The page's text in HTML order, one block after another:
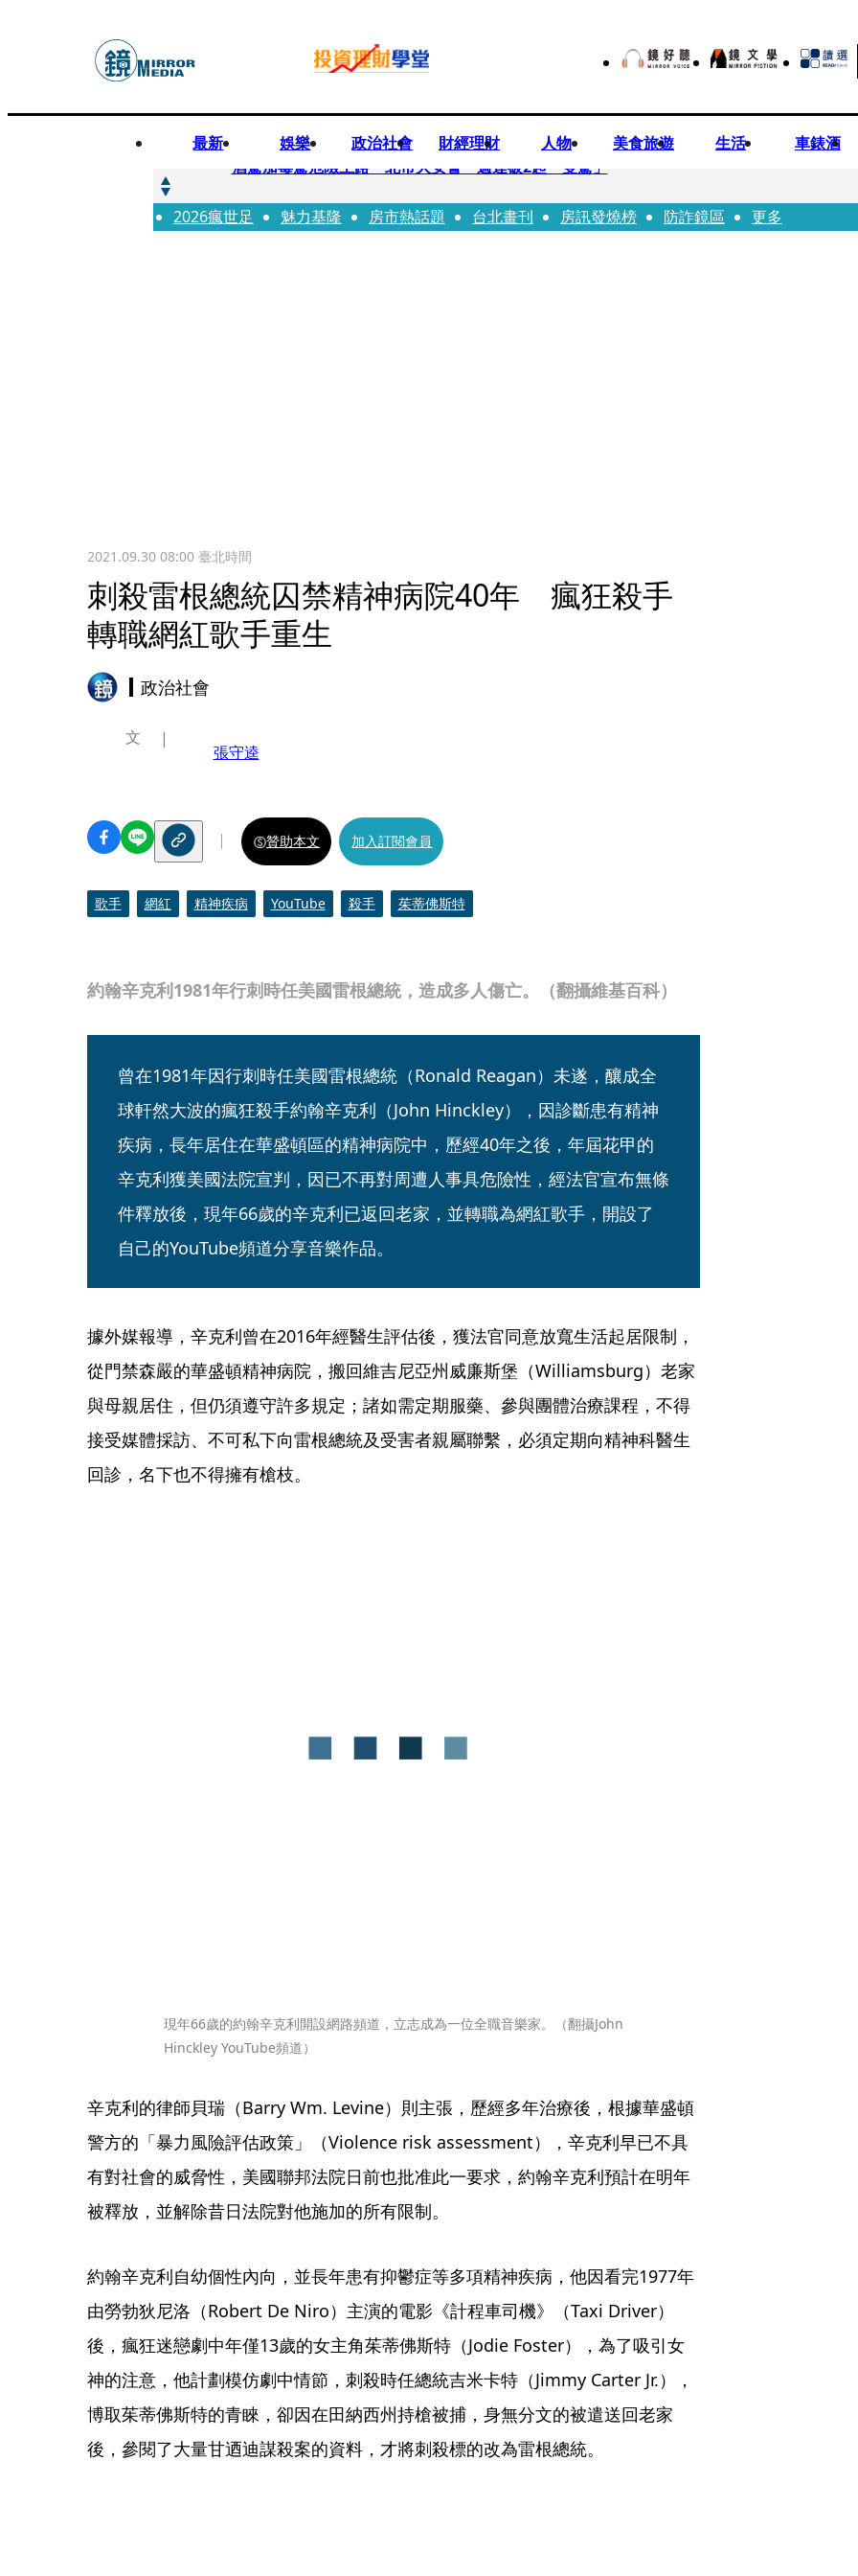
最新 娛樂 政治社會 財經理財 人物 美食旅遊 生活 車錶酒
快訊
酒駕加毒駕危險上路 北市大安警一週連破2起「雙駕」
快訊
Ozone黃文廷、FEniX夏浦洋組「神隊友」 邱以太、林亭莉熱血狂奔殺青淚崩
2026瘋世足 魅力基隆 房市熱話題 台北畫刊 房訊發燒榜 防詐鏡區 更多
2021.09.30 08:00臺北時間
刺殺雷根總統囚禁精神病院40年 瘋狂殺手
轉職網紅歌手重生
政治社會
約翰辛克利1981年行刺時任美國雷根總統，造成多人傷亡。（翻攝維基百科）
文
張守逵
贊助本文 加入訂閱會員
歌手 網紅 精神疾病 YouTube 殺手 茱蒂佛斯特
曾在1981年因行刺時任美國雷根總統（Ronald Reagan）未遂，釀成全
球軒然大波的瘋狂殺手約翰辛克利（John Hinckley），因診斷患有精神
疾病，長年居住在華盛頓區的精神病院中，歷經40年之後，年屆花甲的
辛克利獲美國法院宣判，因已不再對周遭人事具危險性，經法官宣布無條
件釋放後，現年66歲的辛克利已返回老家，並轉職為網紅歌手，開設了
自己的YouTube頻道分享音樂作品。
據外媒報導，辛克利曾在2016年經醫生評估後，獲法官同意放寬生活起居限制，
從門禁森嚴的華盛頓精神病院，搬回維吉尼亞州威廉斯堡（Williamsburg）老家
與母親居住，但仍須遵守許多規定；諸如需定期服藥、參與團體治療課程，不得
接受媒體採訪、不可私下向雷根總統及受害者親屬聯繫，必須定期向精神科醫生
回診，名下也不得擁有槍枝。
現年66歲的約翰辛克利開設網路頻道，立志成為一位全職音樂家。（翻攝John
Hinckley YouTube頻道）
辛克利的律師貝瑞（Barry Wm. Levine）則主張，歷經多年治療後，根據華盛頓
警方的「暴力風險評估政策」（Violence risk assessment），辛克利早已不具
有對社會的威脅性，美國聯邦法院日前也批准此一要求，約翰辛克利預計在明年
被釋放，並解除昔日法院對他施加的所有限制。
約翰辛克利自幼個性內向，並長年患有抑鬱症等多項精神疾病，他因看完1977年
由勞勃狄尼洛（Robert De Niro）主演的電影《計程車司機》（Taxi Driver）
後，瘋狂迷戀劇中年僅13歲的女主角茱蒂佛斯特（Jodie Foster），為了吸引女
神的注意，他計劃模仿劇中情節，刺殺時任總統吉米卡特（Jimmy Carter Jr.），
博取茱蒂佛斯特的青睞，卻因在田納西州持槍被捕，身無分文的被遣送回老家
後，參閱了大量甘迺迪謀殺案的資料，才將刺殺標的改為雷根總統。